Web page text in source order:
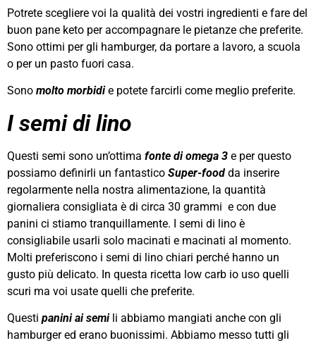
Potrete scegliere voi la qualità dei vostri ingredienti e fare del
buon pane keto per accompagnare le pietanze che preferite.
Sono ottimi per gli hamburger, da portare a lavoro, a scuola
o per un pasto fuori casa.
Sono molto morbidie potete farcirli come meglio preferite.
I semi di lino
Questi semi sono un’ottima fonte di omega 3 e per questo
possiamo definirli un fantastico Super-food da inserire
regolarmente nella nostra alimentazione, la quantità
giornaliera consigliata è di circa 30 grammi e con due
panini ci stiamo tranquillamente. I semi di lino è
consigliabile usarli solo macinati e macinati al momento.
Molti preferiscono i semi di lino chiari perché hanno un
gusto più delicato. In questa ricetta low carb io uso quelli
scuri ma voi usate quelli che preferite.
Questi panini ai semili abbiamo mangiati anche con gli
hamburger ed erano buonissimi. Abbiamo messo tutti gli